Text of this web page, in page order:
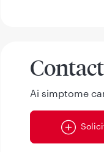
Ai simptome